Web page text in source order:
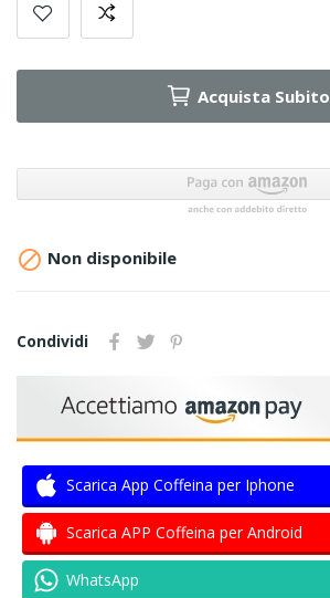
Acquista Subito
 Non disponibile
Condividi
Scarica App Coffeina per Iphone
Scarica APP Coffeina per Android
WhatsApp